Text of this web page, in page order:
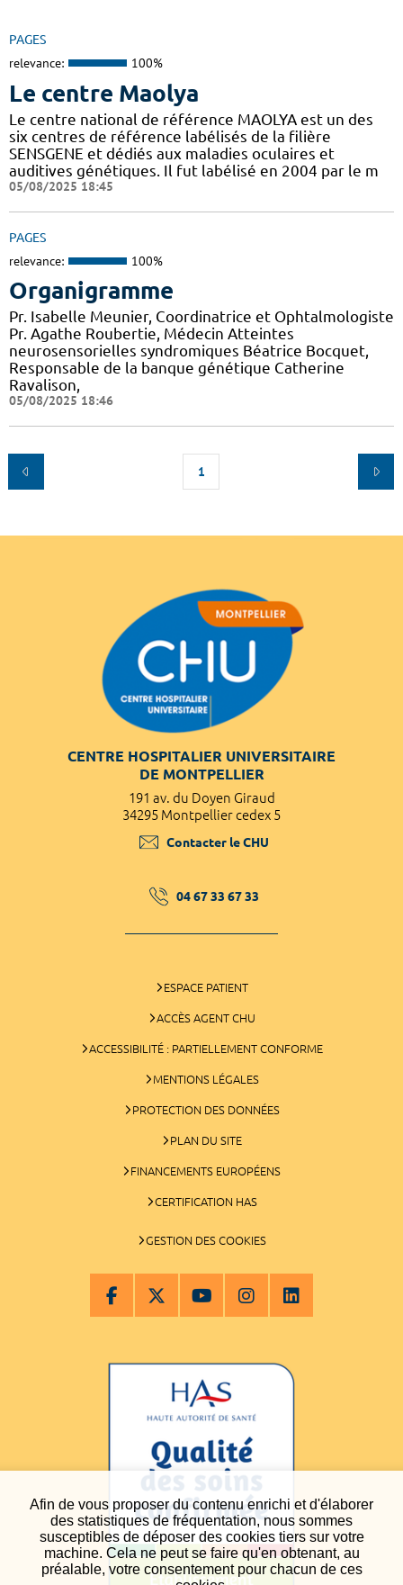
Afin de vous proposer du contenu enrichi et d'élaborer
des statistiques de fréquentation, nous sommes
susceptibles de déposer des cookies tiers sur votre
machine. Cela ne peut se faire qu'en obtenant, au
préalable, votre consentement pour chacun de ces
PAGES
relevance: 100%
Le centre Maolya
Le centre national de référence MAOLYA est un des
six centres de référence labélisés de la filière
SENSGENE et dédiés aux maladies oculaires et
auditives génétiques. Il fut labélisé en 2004 par le m
05/08/2025 18:45
PAGES
relevance: 100%
Organigramme
Pr. Isabelle Meunier, Coordinatrice et Ophtalmologiste
Pr. Agathe Roubertie, Médecin Atteintes
neurosensorielles syndromiques Béatrice Bocquet,
Responsable de la banque génétique Catherine
Ravalison,
05/08/2025 18:46
1
CENTRE HOSPITALIER UNIVERSITAIRE
DE MONTPELLIER
191 av. du Doyen Giraud
34295 Montpellier cedex 5
Contacter le CHU
04 67 33 67 33
ESPACE PATIENT
ACCÈS AGENT CHU
ACCESSIBILITÉ : PARTIELLEMENT CONFORME
MENTIONS LÉGALES
PROTECTION DES DONNÉES
PLAN DU SITE
FINANCEMENTS EUROPÉENS
CERTIFICATION HAS
GESTION DES COOKIES